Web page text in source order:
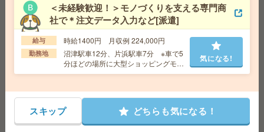
給 与
時給1500円＋交 【月収例】296,250円～ ■
給与の前払いが可能な速払いサービスあり
交通費 交通費支給あり
勤務地 愛知県名古屋市中村区 名古屋地下鉄東山
線 名古屋駅徒歩1分、名鉄名古屋本線 名鉄名古屋駅徒
気になる!
給与即払いOK！高時給！土日休み！日勤のお仕事！入出
荷業務[派遣]
＜未経験歓迎！＞モノづくりを支える専門商
社で＊注文データ入力など[派遣]
給与 時給1400円 月収例 224,000円
勤務地
沼津駅車12分、片浜駅車7分 ※車で5
分ほどの場所に大型ショッピングモー
ルもあります！（※敷地内に無料の駐
気になる!
スキップ どちらも気になる！